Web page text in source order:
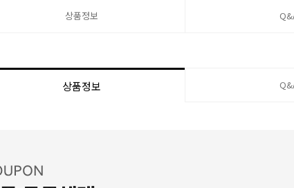
상품정보
상품정보